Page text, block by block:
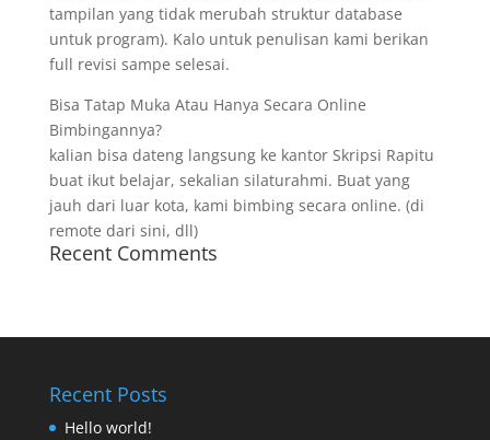
tampilan yang tidak merubah struktur database
untuk program). Kalo untuk penulisan kami berikan
full revisi sampe selesai.
Bisa Tatap Muka Atau Hanya Secara Online
Bimbingannya?
kalian bisa dateng langsung ke kantor Skripsi Rapitu
buat ikut belajar, sekalian silaturahmi. Buat yang
jauh dari luar kota, kami bimbing secara online. (di
remote dari sini, dll)
Recent Comments
Recent Posts
Hello world!